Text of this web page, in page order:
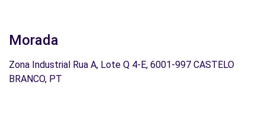
Morada
Zona Industrial Rua A, Lote Q 4-E, 6001-997 CASTELO
BRANCO, PT